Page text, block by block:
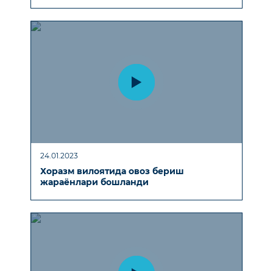
24.01.2023
Хоразм вилоятида овоз бериш
жараёнлари бошланди